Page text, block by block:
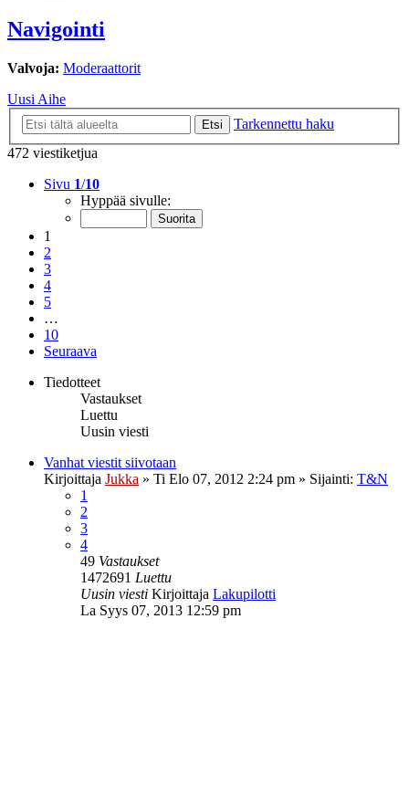
Navigointi
Valvoja: Moderaattorit
Uusi Aihe
Etsi
Tarkennettu haku
472 viestiketjua
Sivu 1/10
Hyppää sivulle:
1
2
3
4
5
…
10
Seuraava
Tiedotteet
Vastaukset
Luettu
Uusin viesti
Vanhat viestit siivotaan
Kirjoittaja Jukka » Ti Elo 07, 2012 2:24 pm » Sijainti: T&N
1
2
3
4
49 Vastaukset
1472691 Luettu
Uusin viesti Kirjoittaja Lakupilotti
La Syys 07, 2013 12:59 pm